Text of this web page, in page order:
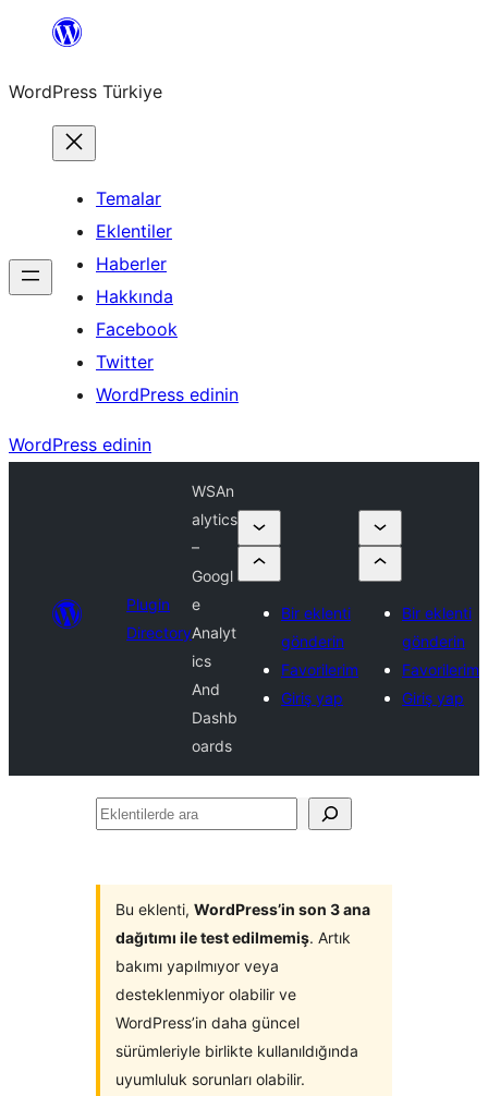
İçeriğe
WordPress Türkiye
Temalar
Eklentiler
Haberler
Hakkında
Facebook
Twitter
WordPress edinin
WordPress edinin
Plugin
Directory
WSAn
alytics
–
Googl
e
Analyt
ics
And
Dashb
oards
Bir eklenti
gönderin
Favorilerim
Giriş yap
Bir eklenti
gönderin
Favorilerim
Giriş yap
Eklentilerde
Bu eklenti, WordPress’in son 3 ana
dağıtımı ile test edilmemiş. Artık
bakımı yapılmıyor veya
desteklenmiyor olabilir ve
WordPress’in daha güncel
sürümleriyle birlikte kullanıldığında
uyumluluk sorunları olabilir.